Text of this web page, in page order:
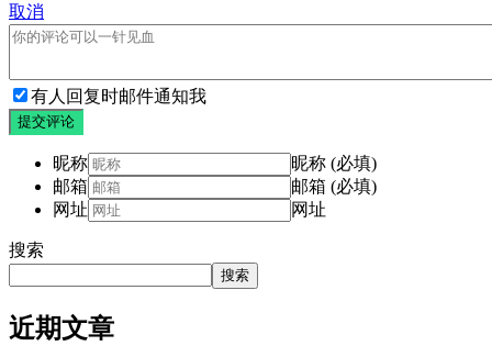
取消
有人回复时邮件通知我
提交评论
昵称
昵称 (必填)
邮箱
邮箱 (必填)
网址
网址
搜索
搜索
近期文章